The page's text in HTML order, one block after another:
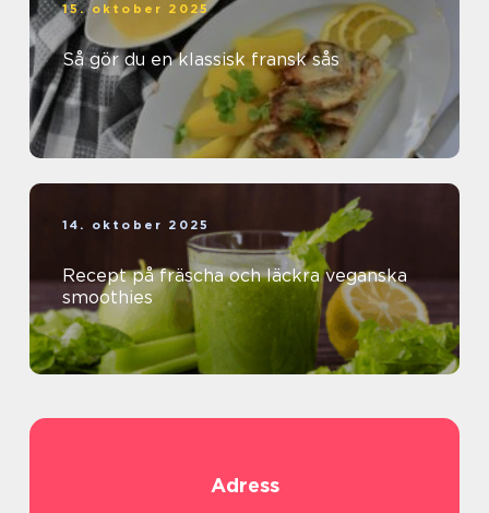
15. oktober 2025
Så gör du en klassisk fransk sås
14. oktober 2025
Recept på fräscha och läckra veganska
smoothies
Adress